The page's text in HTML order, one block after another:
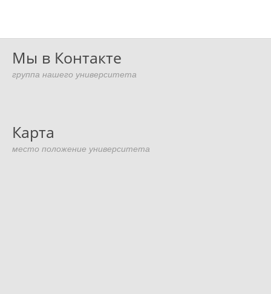
Мы в Контакте
группа нашего университета
Карта
место положение университета